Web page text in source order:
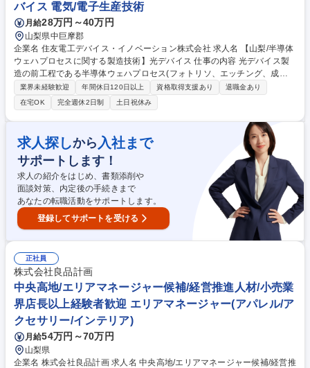
バイス 電気/電子生産技術
月給28万円～40万円
山梨県中巨摩郡
企業名 住友電工デバイス・イノベーション株式会社 求人名 【山梨/半導体
ウェハプロセスに関する製造技術】光デバイス 仕事の内容 光デバイス製
造の前工程である半導体ウェハプロセス(フォトリソ、エッチング、成膜
等)を担う製造技術エンジニア。化合物半導体ウェハに対する各種プロセ
ス技術の製造現場における技術リーダー。 ・半導体ウェハプロセス（フォ
トリソ、エッチング、成膜、CMP等）の製造技術開発 ・量産立ち上げ、
歩留まり改善、不具合対策 ・製造装置の改善・新規導入対応 ・プロセス
開発部との連携による課題解決 ・新製品のプロセス確立 募集職種 【山梨/
半導体ウェハプロセスに関する製造技術】光デバイス
業界未経験歓迎 年間休日120日以上 資格取得支援あり
退職金あり
在宅OK
完全週休2日制 土日祝休み
求人探しから 入社まで
サポートします！
求人の紹介をはじめ、書類添削や
面談対策、内定後の手続きまで
あなたの転職活動をサポートします。
登録してサポートを受ける
正社員
株式会社良品計画
中央高地/エリアマネージャー候補/経営推進人材/小売業
界店長以上経験者歓迎 エリアマネージャー(アパレル/ア
クセサリー/インテリア)
月給54万円～70万円
山梨県
企業名 株式会社良品計画 求人名 中央高地/エリアマネージャー候補/経営推